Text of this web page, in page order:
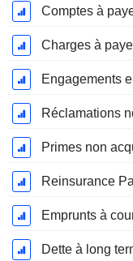
Comptes à
Charges à
Réclamations
Primes non
Reinsurance
Emprunts à
Dette à long